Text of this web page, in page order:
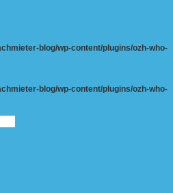
blog/wp-content/plugins/ozh-who-
blog/wp-content/plugins/ozh-who-